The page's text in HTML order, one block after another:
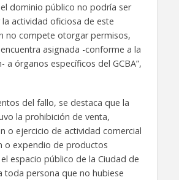
dominio público no podría ser
actividad oficiosa de este
no compete otorgar permisos,
asignada -conforme a la
a órganos específicos del GCBA”,
del fallo, se destaca que la
la prohibición de venta,
o ejercicio de actividad comercial
o expendio de productos
espacio público de la Ciudad de
toda persona que no hubiese